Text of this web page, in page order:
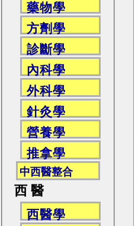
藥物學
方劑學
診斷學
內科學
外科學
針灸學
營養學
推拿學
中西醫整合
西 醫
西醫學